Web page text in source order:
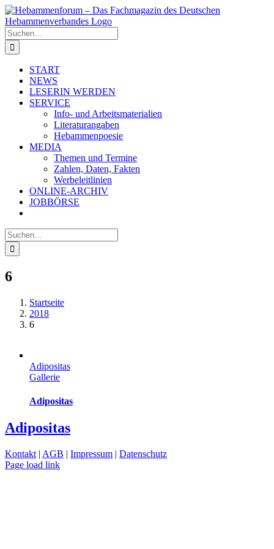
Zum
Inhalt
springen
Suche
nach:
START
NEWS
LESERIN WERDEN
SERVICE
Info- und Arbeitsmaterialien
Literaturangaben
Hebammenpoesie
MEDIA
Themen und Termine
Zahlen, Daten, Fakten
Werbeleitlinien
ONLINE-ARCHIV
JOBBÖRSE
Suche
nach:
6
Startseite
2018
6
Adipositas
Gallerie
Adipositas
Adipositas
Kontakt | AGB | Impressum | Datenschutz
Page load link